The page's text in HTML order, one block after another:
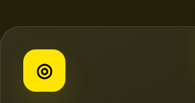
◎